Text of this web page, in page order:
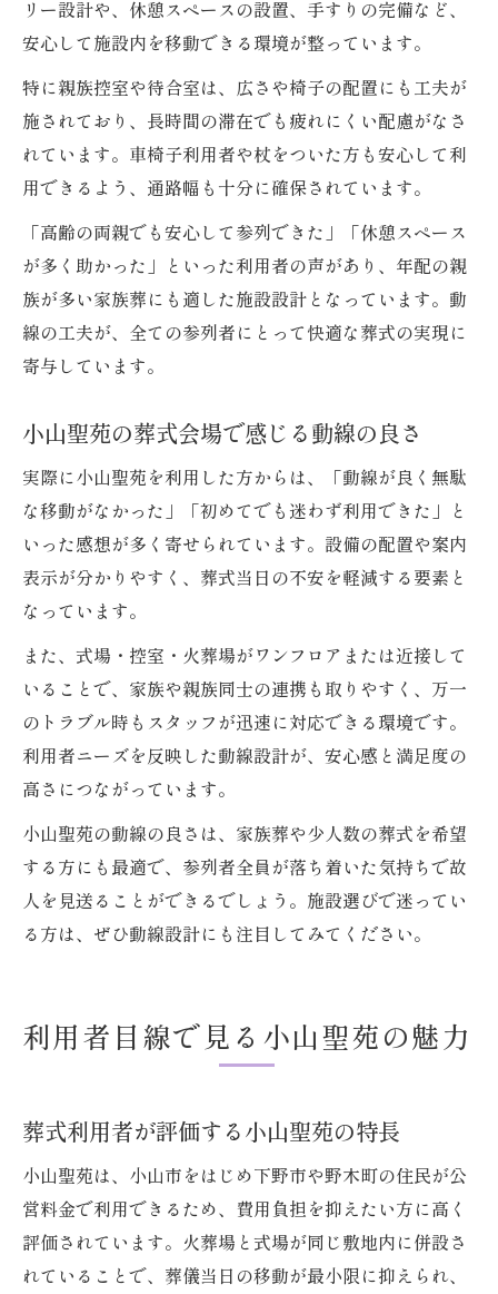
リー設計や、休憩スペースの設置、手すりの完備など、
安心して施設内を移動できる環境が整っています。
特に親族控室や待合室は、広さや椅子の配置にも工夫が
施されており、長時間の滞在でも疲れにくい配慮がなさ
れています。車椅子利用者や杖をついた方も安心して利
用できるよう、通路幅も十分に確保されています。
「高齢の両親でも安心して参列できた」「休憩スペース
が多く助かった」といった利用者の声があり、年配の親
族が多い家族葬にも適した施設設計となっています。動
線の工夫が、全ての参列者にとって快適な葬式の実現に
寄与しています。
小山聖苑の葬式会場で感じる動線の良さ
実際に小山聖苑を利用した方からは、「動線が良く無駄
な移動がなかった」「初めてでも迷わず利用できた」と
いった感想が多く寄せられています。設備の配置や案内
表示が分かりやすく、葬式当日の不安を軽減する要素と
なっています。
また、式場・控室・火葬場がワンフロアまたは近接して
いることで、家族や親族同士の連携も取りやすく、万一
のトラブル時もスタッフが迅速に対応できる環境です。
利用者ニーズを反映した動線設計が、安心感と満足度の
高さにつながっています。
小山聖苑の動線の良さは、家族葬や少人数の葬式を希望
する方にも最適で、参列者全員が落ち着いた気持ちで故
人を見送ることができるでしょう。施設選びで迷ってい
る方は、ぜひ動線設計にも注目してみてください。
利用者目線で見る小山聖苑の魅力
葬式利用者が評価する小山聖苑の特長
小山聖苑は、小山市をはじめ下野市や野木町の住民が公
営料金で利用できるため、費用負担を抑えたい方に高く
評価されています。火葬場と式場が同じ敷地内に併設さ
れていることで、葬儀当日の移動が最小限に抑えられ、